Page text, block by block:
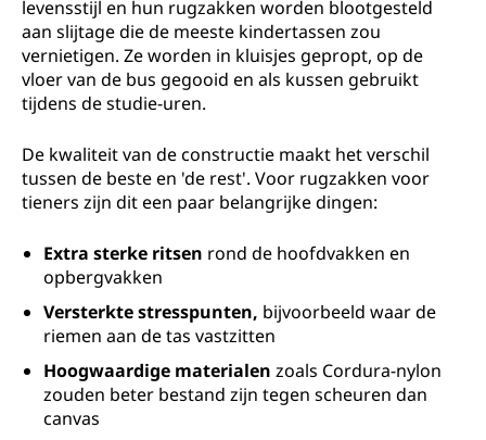
levensstijl en hun rugzakken worden blootgesteld
aan slijtage die de meeste kindertassen zou
vernietigen. Ze worden in kluisjes gepropt, op de
vloer van de bus gegooid en als kussen gebruikt
tijdens de studie-uren.
De kwaliteit van de constructie maakt het verschil
tussen de beste en 'de rest'. Voor rugzakken voor
tieners zijn dit een paar belangrijke dingen:
Extra sterke ritsen rond de hoofdvakken en
opbergvakken
Versterkte stresspunten, bijvoorbeeld waar de
riemen aan de tas vastzitten
Hoogwaardige materialen zoals Cordura-nylon
zouden beter bestand zijn tegen scheuren dan
canvas